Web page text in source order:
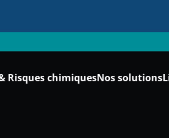
Risques chimiquesNos solutions